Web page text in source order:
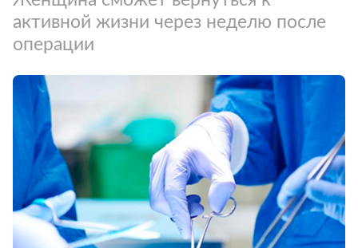
активной жизни через неделю после
операции